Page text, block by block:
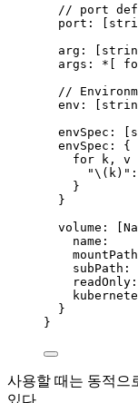
// port
port:
arg:
args:
*
//
env:
envSpec:
envSpec:
{
for
k, v
"\( k)" :
}
}
volume: [
name
subPath:
readOnly:
}
}
사용할 때는 동적으
있다.